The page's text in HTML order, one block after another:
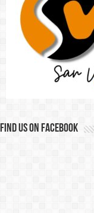
Find us on Facebook